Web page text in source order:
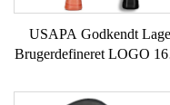
USAPA Godkendt
Brugerdefineret LOGO
Paddle Carbon